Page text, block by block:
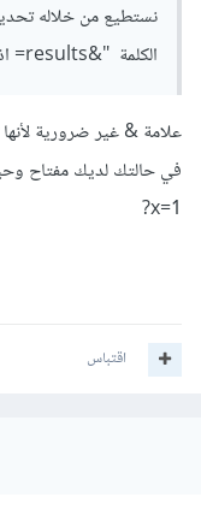
نستطيع من خلاله
الكلمة "&results= اذا لم تكن الكلمة صحيحه لا يتم الاقتصاص
في حالتك لديك مفتاح
x=1?
اقتباس